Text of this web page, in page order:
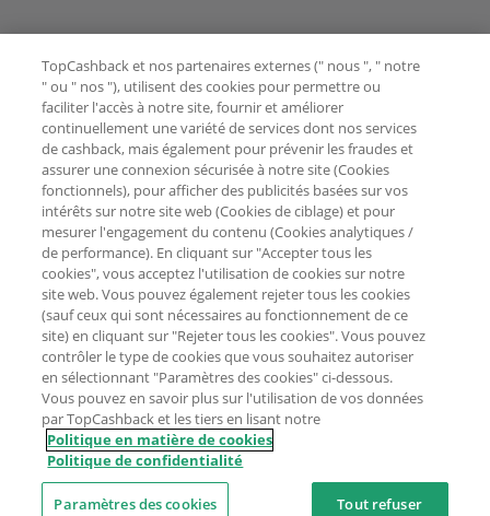
TopCashback et nos partenaires externes (" nous ", " notre
" ou " nos "), utilisent des cookies pour permettre ou
faciliter l'accès à notre site, fournir et améliorer
continuellement une variété de services dont nos services
de cashback, mais également pour prévenir les fraudes et
assurer une connexion sécurisée à notre site (Cookies
fonctionnels), pour afficher des publicités basées sur vos
intérêts sur notre site web (Cookies de ciblage) et pour
mesurer l'engagement du contenu (Cookies analytiques /
de performance). En cliquant sur "Accepter tous les
cookies", vous acceptez l'utilisation de cookies sur notre
site web. Vous pouvez également rejeter tous les cookies
(sauf ceux qui sont nécessaires au fonctionnement de ce
site) en cliquant sur "Rejeter tous les cookies". Vous pouvez
contrôler le type de cookies que vous souhaitez autoriser
en sélectionnant "Paramètres des cookies" ci-dessous.
Vous pouvez en savoir plus sur l'utilisation de vos données
par TopCashback et les tiers en lisant notre
Politique en matière de cookies
Politique de confidentialité
Paramètres des cookies Tout refuser